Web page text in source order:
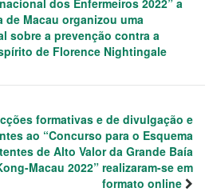
Macau organizou uma
sobre a prevenção contra a
de Florence Nightingale
formativas e de divulgação e
ao “Concurso para o Esquema
de Alto Valor da Grande Baía
Macau 2022” realizaram-se em
formato online